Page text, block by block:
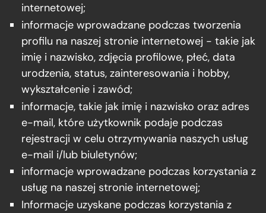
internetowej;
informacje wprowadzane podczas tworzenia
profilu na naszej stronie internetowej - takie jak
imię i nazwisko, zdjęcia profilowe, płeć, data
urodzenia, status, zainteresowania i hobby,
wykształcenie i zawód;
informacje, takie jak imię i nazwisko oraz adres
e-mail, które użytkownik podaje podczas
rejestracji w celu otrzymywania naszych usług
e-mail i/lub biuletynów;
informacje wprowadzane podczas korzystania z
usług na naszej stronie internetowej;
Informacje uzyskane podczas korzystania z